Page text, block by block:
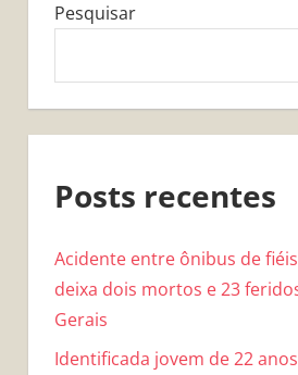
Pesquisar
Posts recentes
Acidente entre ônibus de
deixa dois mortos e 23
Gerais
Identificada jovem de 22